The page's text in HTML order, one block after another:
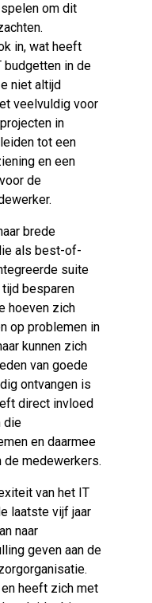
om dit
in, wat heeft
in de
niet altijd
veelvuldig voor
in
tot een
en een
de
brede
als best-of-
suite
besparen
hoeven zich
op problemen in
kunnen zich
van goede
ontvangen is
direct invloed
die
en daarmee
de medewerkers.
van het IT
laatste vijf jaar
naar
geven aan de
heeft zich met